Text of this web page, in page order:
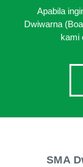
Apabila
Dwiwarna
kami
SMA